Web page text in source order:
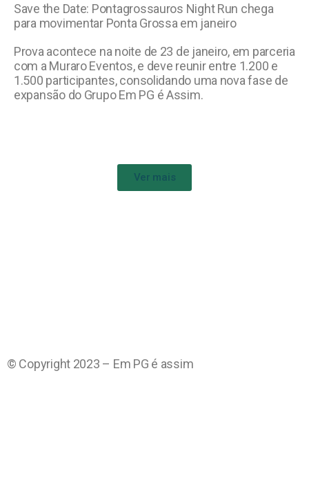
Save the Date: Pontagrossauros Night Run chega
para movimentar Ponta Grossa em janeiro
Prova acontece na noite de 23 de janeiro, em parceria
com a Muraro Eventos, e deve reunir entre 1.200 e
1.500 participantes, consolidando uma nova fase de
expansão do Grupo Em PG é Assim.
Ver mais
© Copyright 2023 – Em PG é assim